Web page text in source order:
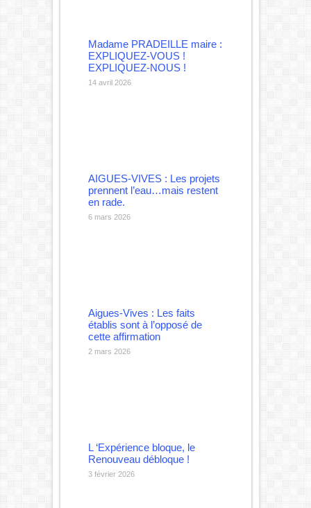
Madame PRADEILLE maire :
EXPLIQUEZ-VOUS !
EXPLIQUEZ-NOUS !
14 avril 2026
AIGUES-VIVES : Les projets
prennent l’eau…mais restent
en rade.
6 mars 2026
Aigues-Vives : Les faits
établis sont à l’opposé de
cette affirmation
2 mars 2026
L ‘Expérience bloque, le
Renouveau débloque !
3 février 2026